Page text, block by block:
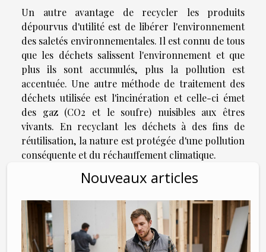
Un autre avantage de recycler les produits
dépourvus d'utilité est de libérer l'environnement
des saletés environnementales. Il est connu de tous
que les déchets salissent l'environnement et que
plus ils sont accumulés, plus la pollution est
accentuée. Une autre méthode de traitement des
déchets utilisée est l'incinération et celle-ci émet
des gaz (CO2 et le soufre) nuisibles aux êtres
vivants. En recyclant les déchets à des fins de
réutilisation, la nature est protégée d'une pollution
conséquente et du réchauffement climatique.
Nouveaux articles